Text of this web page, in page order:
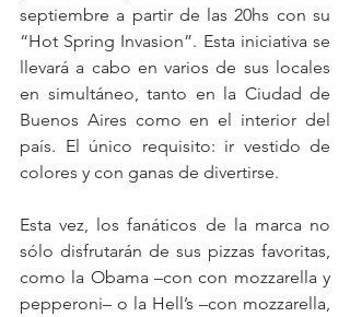
septiembre a partir de las 20hs con su
“Hot Spring Invasion”. Esta iniciativa se
llevará a cabo en varios de sus locales
en simultáneo, tanto en la Ciudad de
Buenos Aires como en el interior del
país. El único requisito: ir vestido de
colores y con ganas de divertirse.
Esta vez, los fanáticos de la marca no
sólo disfrutarán de sus pizzas favoritas,
como la Obama –con con mozzarella y
pepperoni– o la Hell’s –con mozzarella,